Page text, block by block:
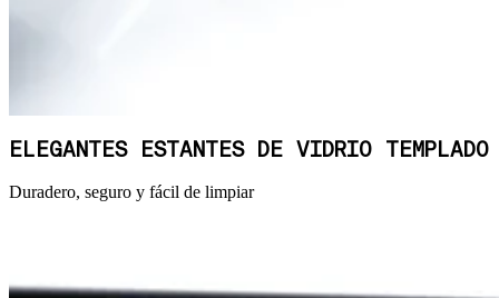
ELEGANTES ESTANTES DE VIDRIO TEMPLADO
Duradero, seguro y fácil de limpiar